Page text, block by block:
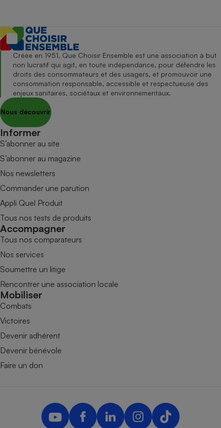
Créée en 1951, Que Choisir Ensemble est une association à but
non lucratif qui agit, en toute indépendance, pour défendre les
droits des consommateurs et des usagers, et promouvoir une
consommation responsable, accessible et respectueuse des
enjeux sanitaires, sociétaux et environnementaux.
Nous découvrir
Informer
S’abonner au site
S’abonner au magazine
Nos newsletters
Commander une parution
Appli Quel Produit
Tous nos tests de produits
Accompagner
Tous nos comparateurs
Nos services
Soumettre un litige
Rencontrer une association locale
Mobiliser
Combats
Victoires
Devenir adhérent
Devenir bénévole
Faire un don